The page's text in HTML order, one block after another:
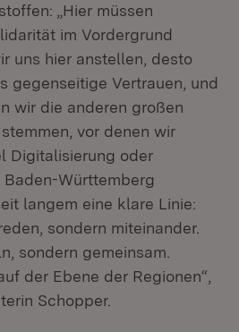
„Hier müssen
im Vordergrund
uns hier anstellen, desto
gegenseitige Vertrauen, und
wir die anderen großen
vor denen wir
Digitalisierung oder
Württemberg
langem eine klare Linie:
sondern miteinander.
sondern gemeinsam.
der Ebene der Regionen“,
Schopper.